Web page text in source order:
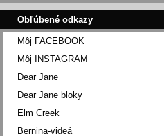
Obľúbené odkazy
Môj FACEBOOK
Môj INSTAGRAM
Dear Jane
Dear Jane bloky
Elm Creek
Bernina-videá